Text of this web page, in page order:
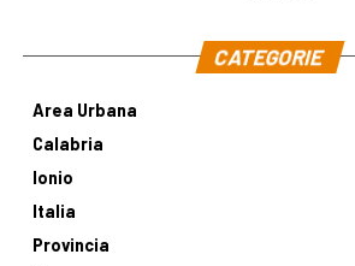
CATEGORIE
Area Urbana
Calabria
Ionio
Italia
Provincia